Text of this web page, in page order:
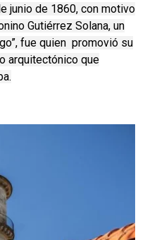
junio de 1860, con motivo
Gutiérrez Solana, un
fue quien promovió su
arquitectónico que